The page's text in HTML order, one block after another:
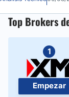
Top Brokers
1
Empezar